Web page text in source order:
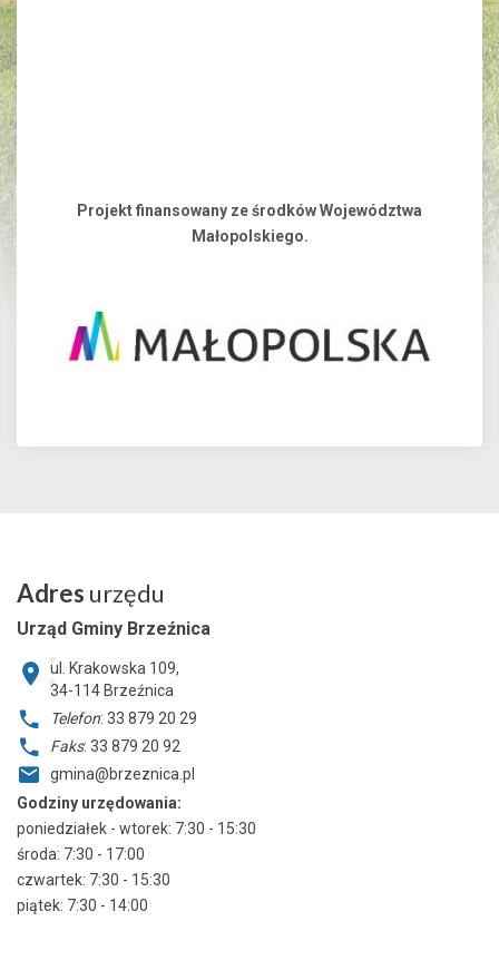
Projekt finansowany ze środków Województwa
Małopolskiego.
Adres urzędu
Urząd Gminy Brzeźnica
ul. Krakowska 109,
34-114 Brzeźnica
Telefon: 33 879 20 29
Faks: 33 879 20 92
gmina@brzeznica.pl
Godziny urzędowania:
poniedziałek - wtorek: 7:30 - 15:30
środa: 7:30 - 17:00
czwartek: 7:30 - 15:30
piątek: 7:30 - 14:00